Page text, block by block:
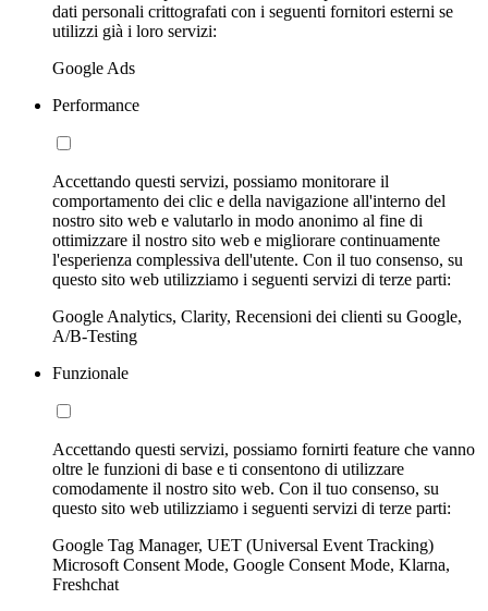
dati personali crittografati con i seguenti fornitori esterni se
utilizzi già i loro servizi:
Google Ads
Performance
Accettando questi servizi, possiamo monitorare il
comportamento dei clic e della navigazione all'interno del
nostro sito web e valutarlo in modo anonimo al fine di
ottimizzare il nostro sito web e migliorare continuamente
l'esperienza complessiva dell'utente. Con il tuo consenso, su
questo sito web utilizziamo i seguenti servizi di terze parti:
Google Analytics, Clarity, Recensioni dei clienti su Google,
A/B-Testing
Funzionale
Accettando questi servizi, possiamo fornirti feature che vanno
oltre le funzioni di base e ti consentono di utilizzare
comodamente il nostro sito web. Con il tuo consenso, su
questo sito web utilizziamo i seguenti servizi di terze parti:
Google Tag Manager, UET (Universal Event Tracking)
Microsoft Consent Mode, Google Consent Mode, Klarna,
Freshchat